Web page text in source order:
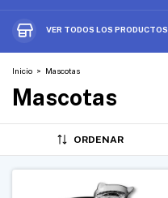
VER TODOS LOS PRODUCTOS
Inicio > Mascotas
Mascotas
ORDENAR